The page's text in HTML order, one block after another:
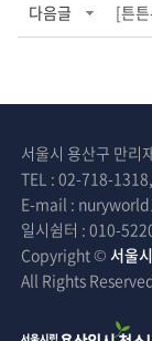
다음글
[튼
서울시 용산구 만리
TEL : 02-718-
E-mail :
일시쉼터 : 010-
Copyright © 서울
All Rights